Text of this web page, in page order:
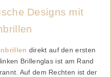
Designs mit
direkt auf den ersten
Brillenglas ist am Rand
Auf dem Rechten ist der